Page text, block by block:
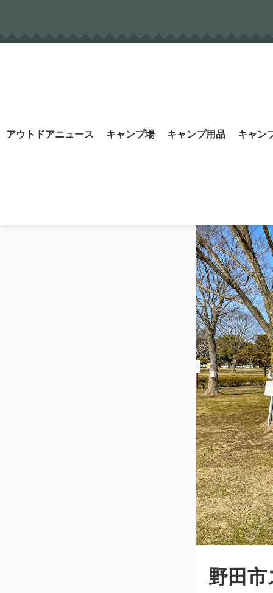
アウトドアニュース キャンプ場 キャンプ用品 キャン
Search
野田